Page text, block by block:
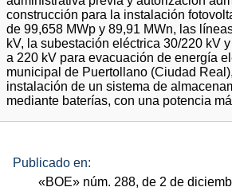
construcción para la instalación
de 99,658 MWp y 89,91 MWn, las
kV, la subestación eléctrica 30/220 kV
a 220 kV para evacuación de energía
municipal de Puertollano (Ciudad
instalación de un sistema de
mediante baterías, con una potencia
Publicado en:
«BOE» núm. 288, de 2 de